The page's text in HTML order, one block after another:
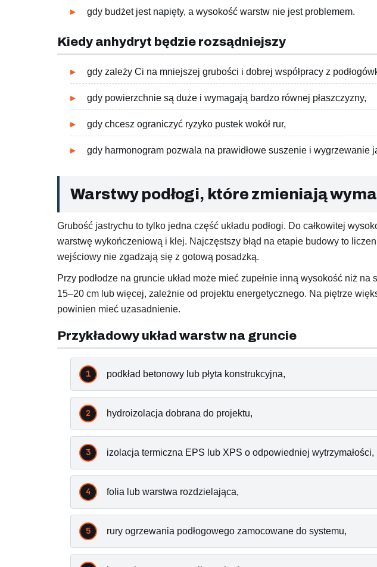
gdy budżet jest napięty, a wysokość warstw nie jest problemem.
Kiedy anhydryt będzie rozsądniejszy
gdy zależy Ci na mniejszej grubości i dobrej współpracy z
gdy powierzchnie są duże i wymagają bardzo równej płaszczyzny,
gdy chcesz ograniczyć ryzyko pustek wokół rur,
gdy harmonogram pozwala na prawidłowe suszenie i wygrzewanie
Warstwy podłogi, które zmieniają
Grubość jastrychu to tylko jedna część układu podłogi. Do całkowitej
warstwę wykończeniową i klej. Najczęstszy błąd na etapie budowy to
wejściowy nie zgadzają się z gotową posadzką.
Przy podłodze na gruncie układ może mieć zupełnie inną wysokość niż
15–20 cm lub więcej, zależnie od projektu energetycznego. Na piętrze
powinien mieć uzasadnienie.
Przykładowy układ warstw na gruncie
podkład betonowy lub płyta konstrukcyjna,
hydroizolacja dobrana do projektu,
izolacja termiczna EPS lub XPS o odpowiedniej wytrzymałości,
folia lub warstwa rozdzielająca,
rury ogrzewania podłogowego zamocowane do systemu,